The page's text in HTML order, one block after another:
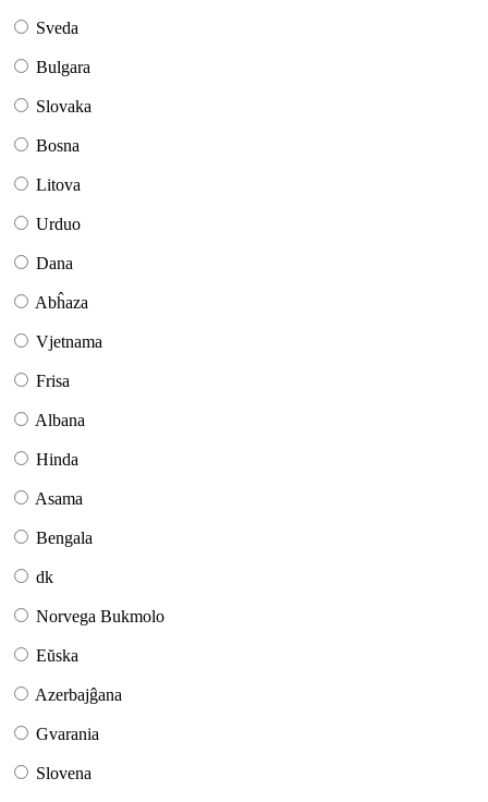
Sveda
Bulgara
Slovaka
Bosna
Litova
Urduo
Dana
Abĥaza
Vjetnama
Frisa
Albana
Hinda
Asama
Bengala
dk
Norvega Bukmolo
Eŭska
Azerbajĝana
Gvarania
Slovena